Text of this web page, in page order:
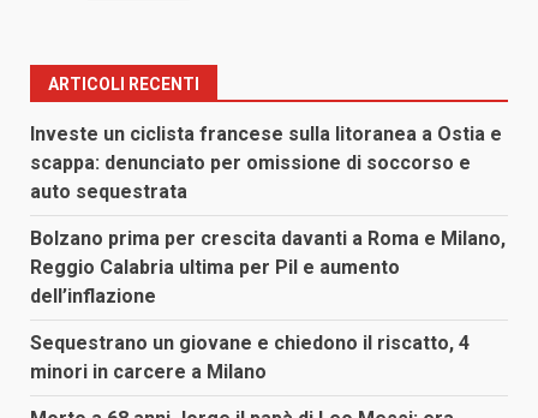
ARTICOLI RECENTI
Investe un ciclista francese sulla litoranea a Ostia e
scappa: denunciato per omissione di soccorso e
auto sequestrata
Bolzano prima per crescita davanti a Roma e Milano,
Reggio Calabria ultima per Pil e aumento
dell’inflazione
Sequestrano un giovane e chiedono il riscatto, 4
minori in carcere a Milano